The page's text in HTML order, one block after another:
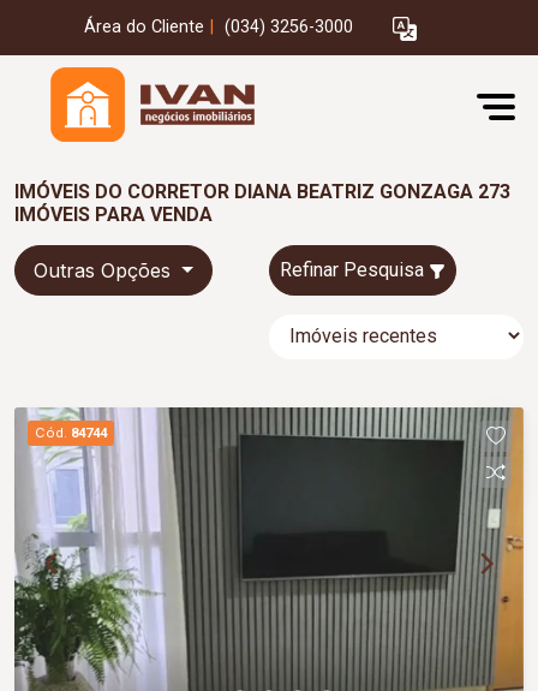
Área do Cliente (034) 3256-3000
IMÓVEIS DO CORRETOR DIANA BEATRIZ GONZAGA 273
IMÓVEIS PARA VENDA
Outras Opções Refinar Pesquisa
Cód. 84744